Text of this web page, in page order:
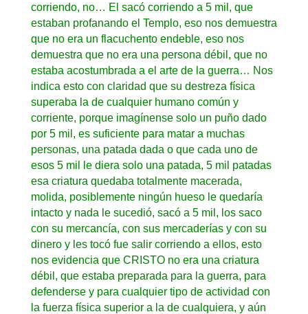
corriendo, no… El sacó corriendo a 5 mil, que
estaban profanando el Templo, eso nos demuestra
que no era un flacuchento endeble, eso nos
demuestra que no era una persona débil, que no
estaba acostumbrada a el arte de la guerra… Nos
indica esto con claridad que su destreza física
superaba la de cualquier humano común y
corriente, porque imagínense solo un puño dado
por 5 mil, es suficiente para matar a muchas
personas, una patada dada o que cada uno de
esos 5 mil le diera solo una patada, 5 mil patadas
esa criatura quedaba totalmente macerada,
molida, posiblemente ningún hueso le quedaría
intacto y nada le sucedió, sacó a 5 mil, los saco
con su mercancía, con sus mercaderías y con su
dinero y les tocó fue salir corriendo a ellos, esto
nos evidencia que CRISTO no era una criatura
débil, que estaba preparada para la guerra, para
defenderse y para cualquier tipo de actividad con
la fuerza física superior a la de cualquiera, y aún